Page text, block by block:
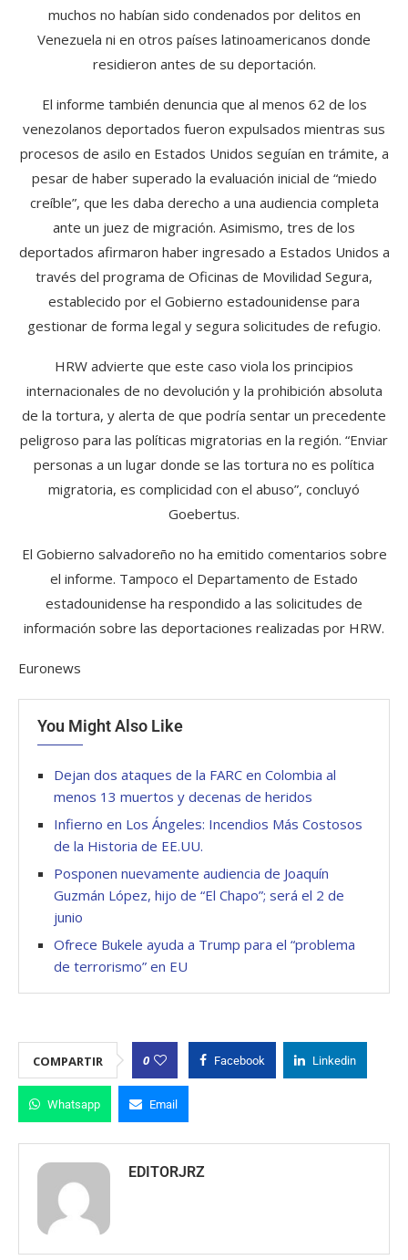
muchos no habían sido condenados por delitos en
Venezuela ni en otros países latinoamericanos donde
residieron antes de su deportación.
El informe también denuncia que al menos 62 de los
venezolanos deportados fueron expulsados mientras sus
procesos de asilo en Estados Unidos seguían en trámite, a
pesar de haber superado la evaluación inicial de “miedo
creíble”, que les daba derecho a una audiencia completa
ante un juez de migración. Asimismo, tres de los
deportados afirmaron haber ingresado a Estados Unidos a
través del programa de Oficinas de Movilidad Segura,
establecido por el Gobierno estadounidense para
gestionar de forma legal y segura solicitudes de refugio.
HRW advierte que este caso viola los principios
internacionales de no devolución y la prohibición absoluta
de la tortura, y alerta de que podría sentar un precedente
peligroso para las políticas migratorias en la región. “Enviar
personas a un lugar donde se las tortura no es política
migratoria, es complicidad con el abuso”, concluyó
Goebertus.
El Gobierno salvadoreño no ha emitido comentarios sobre
el informe. Tampoco el Departamento de Estado
estadounidense ha respondido a las solicitudes de
información sobre las deportaciones realizadas por HRW.
Euronews
You Might Also Like
Dejan dos ataques de la FARC en Colombia al
menos 13 muertos y decenas de heridos
Infierno en Los Ángeles: Incendios Más Costosos
de la Historia de EE.UU.
Posponen nuevamente audiencia de Joaquín
Guzmán López, hijo de “El Chapo”; será el 2 de
junio
Ofrece Bukele ayuda a Trump para el “problema
de terrorismo” en EU
COMPARTIR 0 Facebook Linkedin
Whatsapp Email
EDITORJRZ